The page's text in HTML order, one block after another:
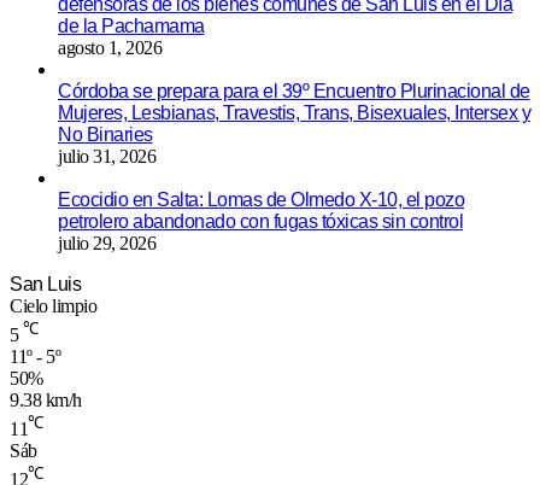
de la Pachamama
agosto 1, 2026
Córdoba se prepara para el 39º Encuentro Plurinacional de
Mujeres, Lesbianas, Travestis, Trans, Bisexuales, Intersex y
No Binaries
julio 31, 2026
Ecocidio en Salta: Lomas de Olmedo X-10, el pozo
petrolero abandonado con fugas tóxicas sin control
julio 29, 2026
San Luis
Cielo limpio
5 ℃
11º - 5º
50%
9.38 km/h
11℃
Sáb
12℃